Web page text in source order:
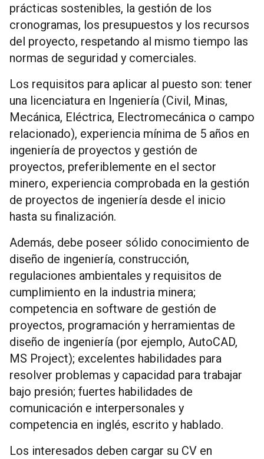
prácticas sostenibles, la gestión de los
cronogramas, los presupuestos y los recursos
del proyecto, respetando al mismo tiempo las
normas de seguridad y comerciales.
Los requisitos para aplicar al puesto son: tener
una licenciatura en Ingeniería (Civil, Minas,
Mecánica, Eléctrica, Electromecánica o campo
relacionado), experiencia mínima de 5 años en
ingeniería de proyectos y gestión de
proyectos, preferiblemente en el sector
minero, experiencia comprobada en la gestión
de proyectos de ingeniería desde el inicio
hasta su finalización.
Además, debe poseer sólido conocimiento de
diseño de ingeniería, construcción,
regulaciones ambientales y requisitos de
cumplimiento en la industria minera;
competencia en software de gestión de
proyectos, programación y herramientas de
diseño de ingeniería (por ejemplo, AutoCAD,
MS Project); excelentes habilidades para
resolver problemas y capacidad para trabajar
bajo presión; fuertes habilidades de
comunicación e interpersonales y
competencia en inglés, escrito y hablado.
Los interesados deben cargar su CV en